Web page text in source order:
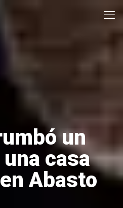
un
casa
Abasto